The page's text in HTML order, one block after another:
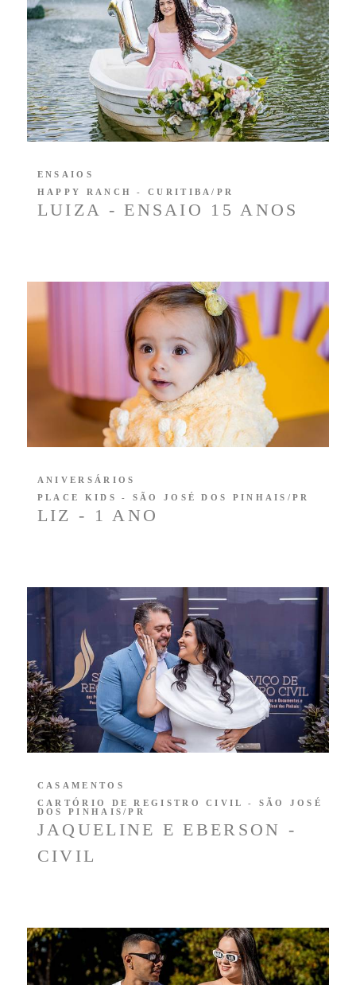
LUIZA - ENSAIO 15 ANOS
ENSAIOS
HAPPY RANCH - CURITIBA/PR
LIZ - 1 ANO
ANIVERSÁRIOS
PLACE KIDS - SÃO JOSÉ DOS PINHAIS/PR
JAQUELINE E EBERSON -
CIVIL
CASAMENTOS
CARTÓRIO DE REGISTRO CIVIL - SÃO JOSÉ
DOS PINHAIS/PR